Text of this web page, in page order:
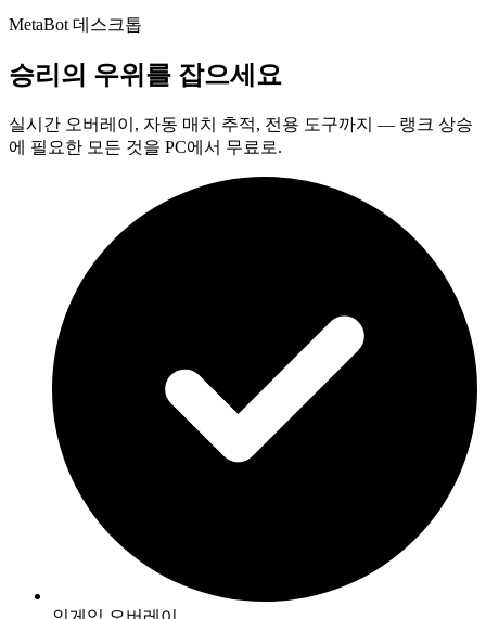
MetaBot 데스크톱
승리의 우위를 잡으세요
실시간 오버레이, 자동 매치 추적, 전용 도구까지 — 랭크 상승
에 필요한 모든 것을 PC에서 무료로.